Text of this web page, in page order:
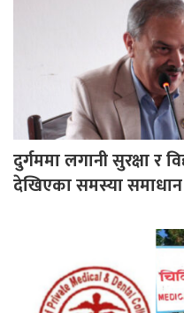
दुर्गममा लगानी सुरक्षा र
देखिएका समस्या